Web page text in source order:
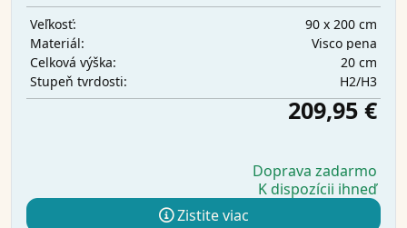
Veľkosť:
90 x 200 cm
Materiál:
Visco pena
Celková výška:
20 cm
Stupeň tvrdosti:
H2/H3
209,95 €
Doprava zadarmo
K dispozícii ihneď
Zistite viac